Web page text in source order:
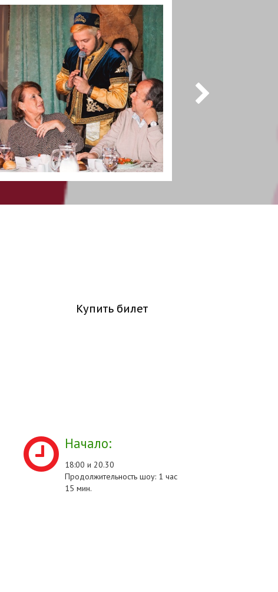
Купить билет
Начало:
18:00 и 20.30
Продолжительность шоу: 1 час
15 мин.